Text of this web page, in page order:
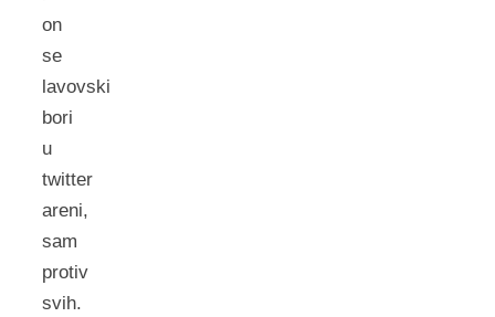
on
se
lavovski
bori
u
twitter
areni,
sam
protiv
svih.